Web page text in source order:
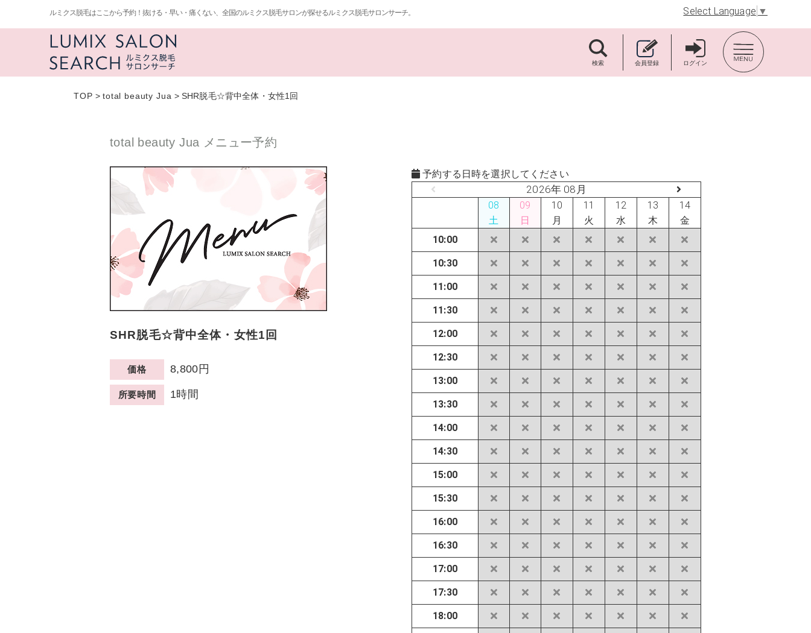
ルミクス脱毛はここから予約！抜ける・早い・痛くない、全国のルミクス脱毛サロンが探せるルミクス脱毛サロンサーチ。 Select Language ▼
検索 会員登録 ログイン
TOP >total beauty Jua > SHR脱毛☆背中全体・女性1回
total beauty Jua メニュー予約
SHR脱毛☆背中全体・女性1回
価格 8,800円
所要時間 1時間
予約する日時を選択してください
2026年 08月
08
土
09
日
10
月
11
火
12
水
13
木
14
金
10:00
10:30
11:00
11:30
12:00
12:30
13:00
13:30
14:00
14:30
15:00
15:30
16:00
16:30
17:00
17:30
18:00